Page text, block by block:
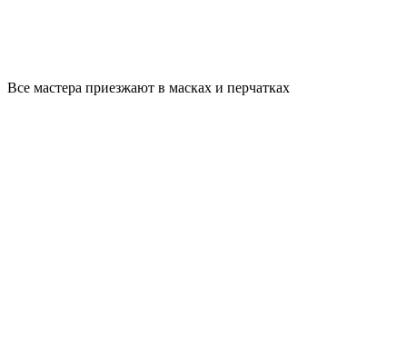
Все мастера приезжают в масках и перчатках